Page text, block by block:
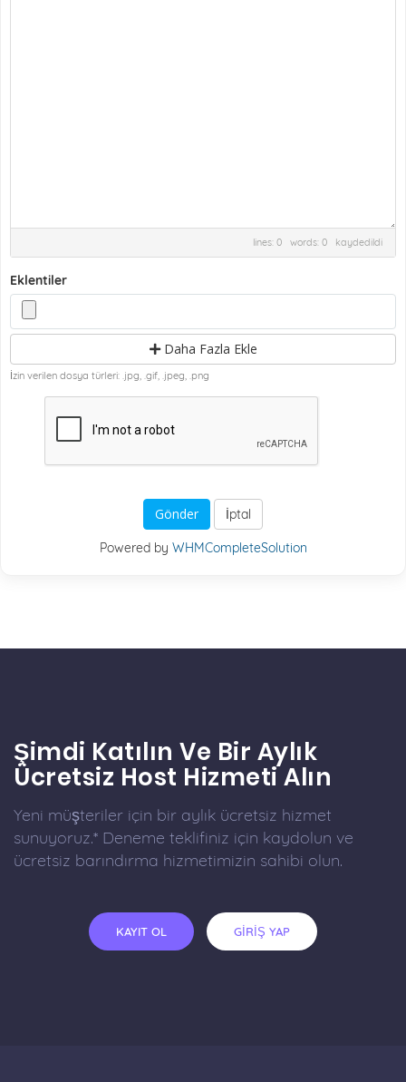
lines: 0 words: 0 kaydedildi
Eklentiler
Daha Fazla Ekle
İzin verilen dosya türleri: .jpg, .gif, .jpeg, .png
İptal
Powered by WHMCompleteSolution
Şimdi Katılın Ve Bir Aylık
Ücretsiz Host Hizmeti Alın
Yeni müşteriler için bir aylık ücretsiz hizmet
sunuyoruz.* Deneme teklifiniz için kaydolun ve
ücretsiz barındırma hizmetimizin sahibi olun.
KAYIT OL GİRİŞ YAP